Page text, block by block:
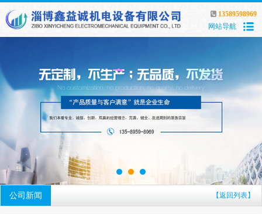
13589598969
网站导航
公司新闻 【返回列表】